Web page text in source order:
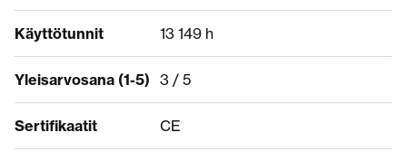
Käyttötunnit 13 149 h
Yleisarvosana (1-5) 3 / 5
Sertifikaatit CE